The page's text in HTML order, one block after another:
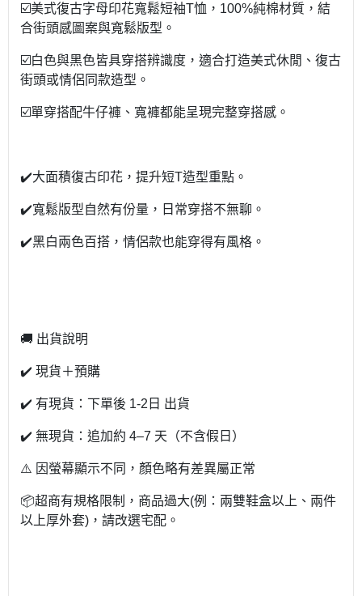
☑️美式復古字母印花寬鬆短袖T恤，100%純棉材質，結
合街頭感圖案與寬鬆版型。
☑️白色與黑色皆具穿搭辨識度，適合打造美式休閒、復古
街頭或情侶同款造型。
☑️單穿搭配牛仔褲、寬褲都能呈現完整穿搭感。
✔️大面積復古印花，提升短T造型重點。
✔️寬鬆版型自然有份量，日常穿搭不無聊。
✔️黑白兩色百搭，情侶款也能穿得有風格。
🚚 出貨說明
✔️ 現貨＋預購
✔️ 有現貨：下單後 1-2日 出貨
✔️ 無現貨：追加約 4–7 天（不含假日）
⚠️ 因螢幕顯示不同，顏色略有差異屬正常
📦超商有規格限制，商品過大(例：兩雙鞋盒以上、兩件
以上厚外套)，請改選宅配。